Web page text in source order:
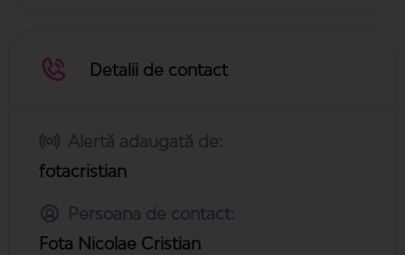
Detalii de contact
Alertă adaugată de:
fotacristian
Persoana de contact:
Fota Nicolae Cristian